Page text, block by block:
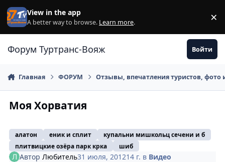
Перейти к содержанию
View in the app
A better way to browse. Learn more. ×
Форум Туртранс-Вояж Войти
Главная ФОРУМ Отзывы, впечатления туристов, фото
Моя Хорватия
алатон еник и сплит
купальни мишкольц сечени и б
плитвицкие озёра парк крка
шиб
АвторЛюбитель31 июля, 201214 г. в Видео